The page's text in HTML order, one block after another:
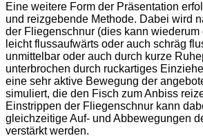
Eine weitere Form der Präsentation
und reizgebende Methode. Dabei wird
der Fliegenschnur (dies kann wiederum
leicht flussaufwärts oder auch schräg
unmittelbar oder auch durch kurze
unterbrochen durch ruckartiges
eine sehr aktive Bewegung der
simuliert, die den Fisch zum Anbiss
Einstrippen der Fliegenschnur kann
gleichzeitige Auf- und Abbewegungen
verstärkt werden.